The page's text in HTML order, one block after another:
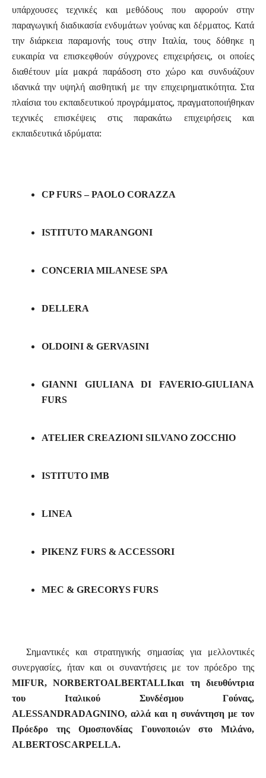
υπάρχουσες τεχνικές και μεθόδους που αφορούν στην
παραγωγική διαδικασία ενδυμάτων γούνας και δέρματος.Κατά
την διάρκεια παραμονής τους στην Ιταλία, τους δόθηκε η
ευκαιρία να επισκεφθούν σύγχρονες επιχειρήσεις, οι οποίες
διαθέτουν μία μακρά παράδοση στο χώρο και συνδυάζουν
ιδανικά την υψηλή αισθητική με την επιχειρηματικότητα. Στα
πλαίσια του εκπαιδευτικού προγράμματος, πραγματοποιήθηκαν
τεχνικές επισκέψεις στις παρακάτω επιχειρήσεις και
εκπαιδευτικά ιδρύματα:
CP FURS – PAOLO CORAZZA
ISTITUTO MARANGONI
CONCERIA MILANESE SPA
DELLERA
OLDOINI & GERVASINI
GIANNI GIULIANA DI FAVERIO-GIULIANA
FURS
ATELIER CREAZIONI SILVANO ZOCCHIO
ISTITUTO IMB
LINEA
PIKENZ FURS & ACCESSORI
MEC & GRECORYS FURS
Σημαντικές και στρατηγικής σημασίας για μελλοντικές
συνεργασίες, ήταν και οι συναντήσεις με τον πρόεδρο της
MIFUR,NORBERTOALBERTALLIκαι τη διευθύντρια
τουΙταλικού Συνδέσμου Γούνας,
ALESSANDRADAGNINO, αλλά και η συνάντηση με τον
Πρόεδρο της Ομοσπονδίας Γουνοποιών στο Μιλάνο,
ALBERTOSCARPELLA.